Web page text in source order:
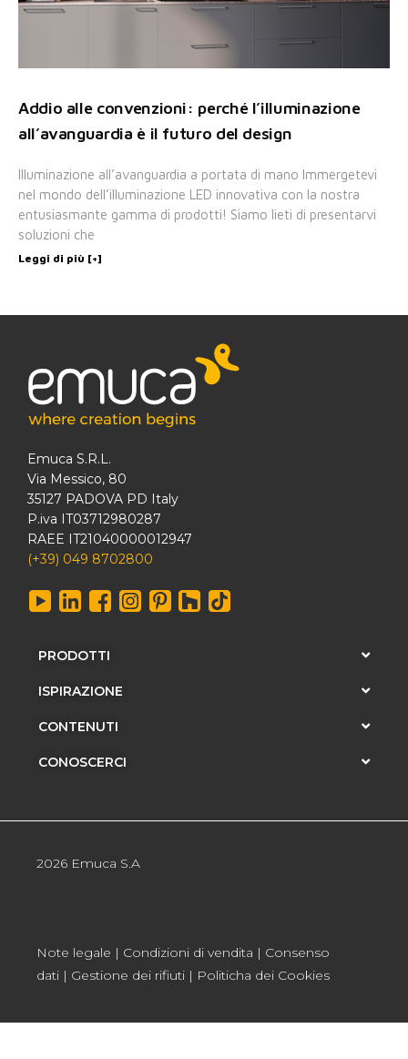
Addio alle convenzioni: perché l’illuminazione
all’avanguardia è il futuro del design
Illuminazione all’avanguardia a portata di mano Immergetevi
nel mondo dell’illuminazione LED innovativa con la nostra
entusiasmante gamma di prodotti! Siamo lieti di presentarvi
soluzioni che
Leggi di più [+]
Emuca S.R.L.
Via Messico, 80
35127 PADOVA PD Italy
P.iva IT03712980287
RAEE IT21040000012947
(+39) 049 8702800
PRODOTTI
ISPIRAZIONE
CONTENUTI
CONOSCERCI
2026 Emuca S.A
Note legale | Condizioni di vendita | Consenso
dati | Gestione dei rifiuti | Politicha dei Cookies